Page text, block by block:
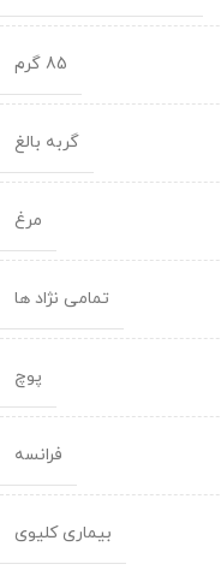
85 گرم
گربه بالغ
مرغ
تمامی نژاد ها
پوچ
فرانسه
بیماری کلیوی